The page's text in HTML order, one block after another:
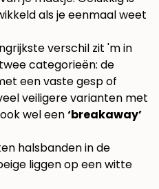
als je eenmaal weet
verschil zit 'm in
categorieën: de
een vaste gesp of
veiligere varianten met
wel een‘breakaway’